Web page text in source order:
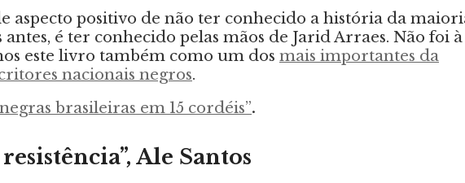
aspecto positivo de não ter conhecido a história da
antes, é ter conhecido pelas mãos de Jarid Arraes. Não foi à
este livro também como um dos mais importantes da
nacionais negros.
brasileiras em 15 cordéis”.
Ale Santos